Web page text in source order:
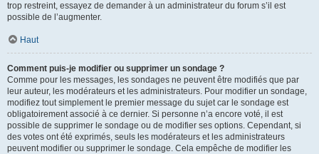
trop restreint, essayez de demander à un administrateur du forum s’il est
possible de l’augmenter.
Haut
Comment puis-je modifier ou supprimer un sondage ?
Comme pour les messages, les sondages ne peuvent être modifiés que par
leur auteur, les modérateurs et les administrateurs. Pour modifier un sondage,
modifiez tout simplement le premier message du sujet car le sondage est
obligatoirement associé à ce dernier. Si personne n’a encore voté, il est
possible de supprimer le sondage ou de modifier ses options. Cependant, si
des votes ont été exprimés, seuls les modérateurs et les administrateurs
peuvent modifier ou supprimer le sondage. Cela empêche de modifier les